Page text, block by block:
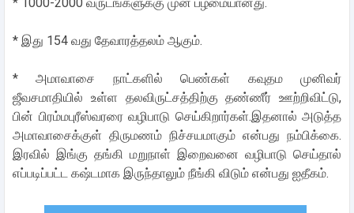
* இது 154 வது தேவாரத்தலம் ஆகும்.
* அமாவாசை நாட்களில் பெண்கள் கவுதம முனிவர்
ஜீவசமாதியில் உள்ள தலவிருட்சத்திற்கு தண்ணீர் ஊற்றிவிட்டு,
பின் பிரம்மபுரீஸ்வரரை வழிபாடு செய்கிறார்கள்.இதனால் அடுத்த
அமாவாசைக்குள் திருமணம் நிச்சயமாகும் என்பது நம்பிக்கை.
இரவில் இங்கு தங்கி மறுநாள் இறைவனை வழிபாடு செய்தால்
எப்படிப்பட்ட கஷ்டமாக இருந்தாலும் நீங்கி விடும் என்பது ஐதீகம்.